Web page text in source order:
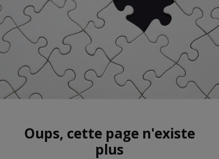
Oups, cette page n'existe
plus